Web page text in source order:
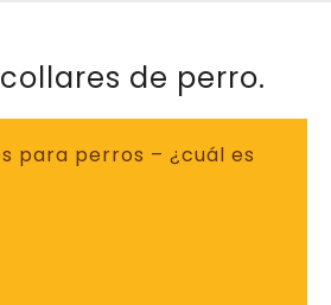
Para Perros –